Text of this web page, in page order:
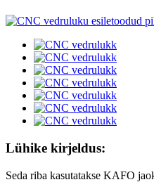
Lühike kirjeldus:
Seda riba kasutatakse KAFO